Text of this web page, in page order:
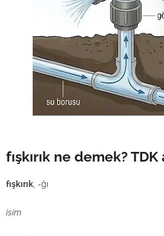
fışkırık ne demek? TDK
fışkırık , -ğı
isim